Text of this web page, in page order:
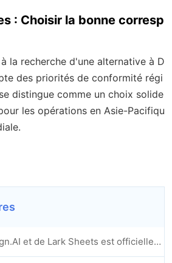
: Choisir la bonne corresp
la recherche d'une alternative à D
des priorités de conformité régi
distingue comme un choix solide
les opérations en Asie-Pacifiqu
L'intégration d'eSign.AI et de Lark Sheets est officiellement lancée : automatisation complète de la signature et de l'archivage des contrats électroniques